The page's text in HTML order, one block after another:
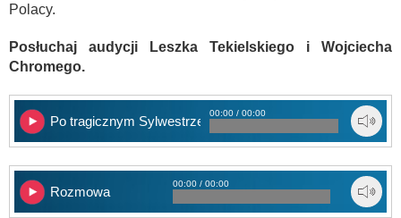
Polacy.
Posłuchaj audycji Leszka Tekielskiego i Wojciecha
Chromego.
Po tragicznym Sylwestrze w Ełku
00:00 / 00:00
Rozmowa
00:00 / 00:00